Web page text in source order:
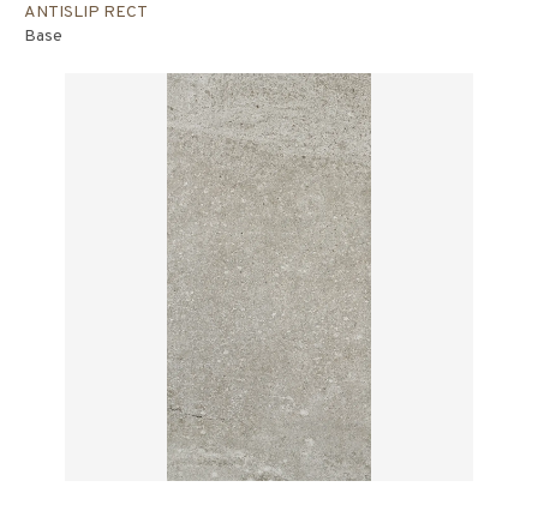
ANTISLIP RECT
Base